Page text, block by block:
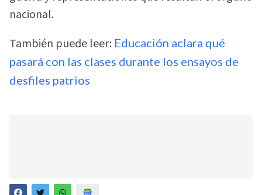
nacional.
También puede leer: Educación aclara qué
pasará con las clases durante los ensayos de
desfiles patrios